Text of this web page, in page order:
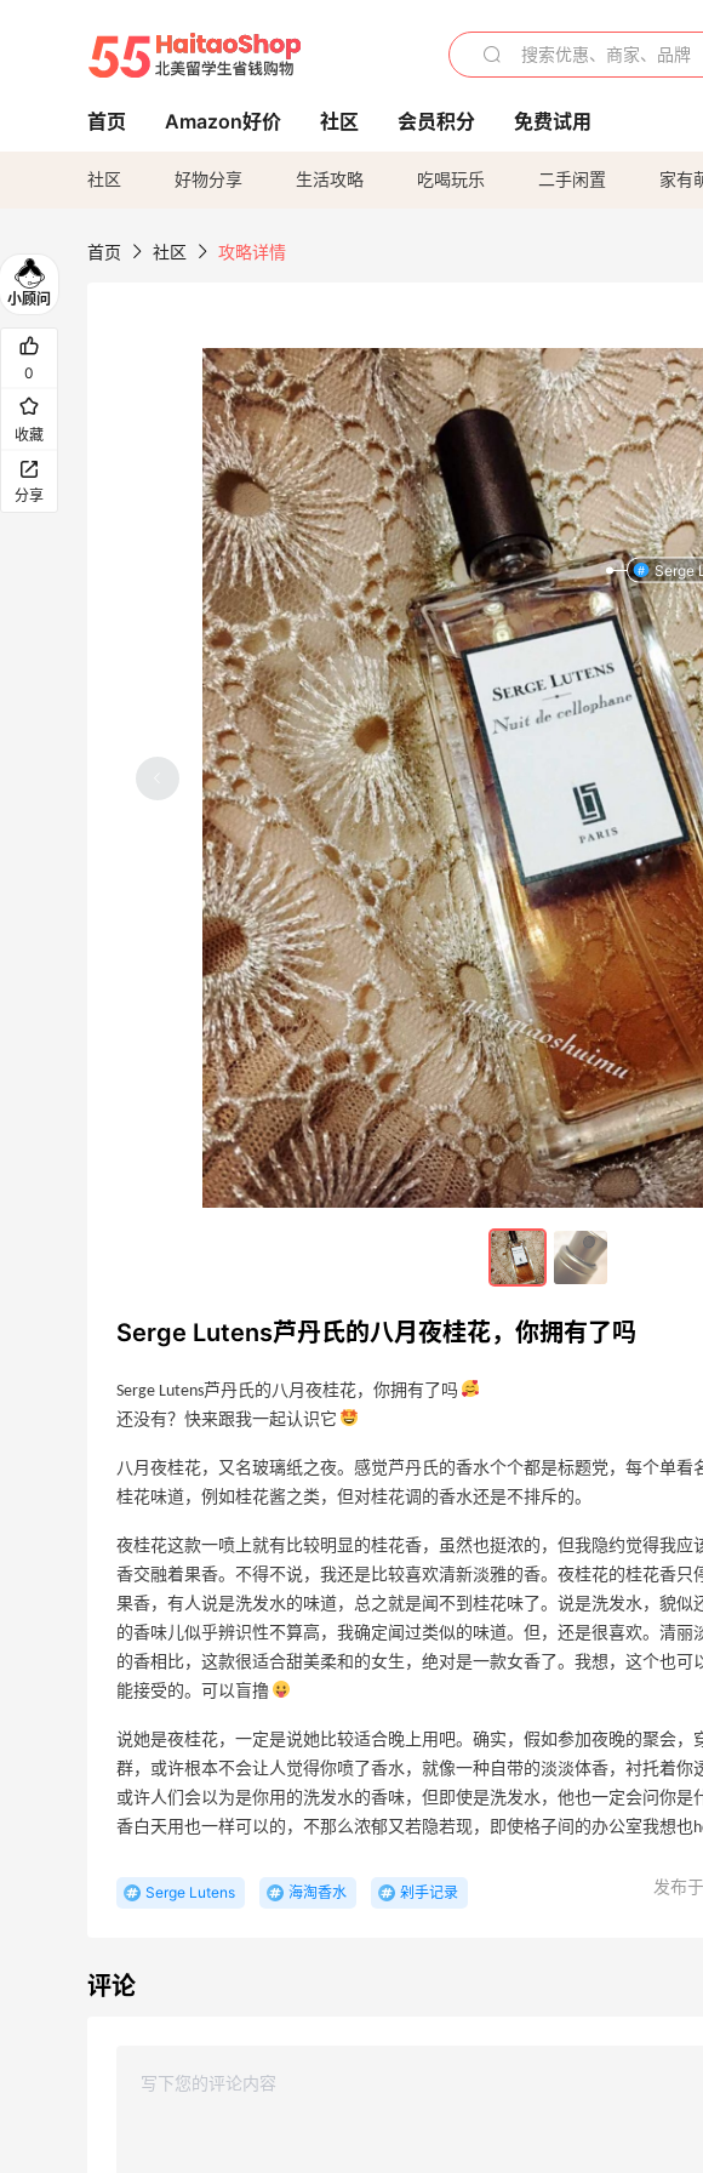
首页 Amazon好价 社区 会员积分 免费试用
社区 好物分享 生活攻略 吃喝玩乐 二手闲置 家有
首页 社区 攻略详情
Serge
Serge Lutens芦丹氏的八月夜桂花，你拥有了吗
Serge Lutens芦丹氏的八月夜桂花，你拥有了吗
还没有？快来跟我一起认识它
八月夜桂花，又名玻璃纸之夜。感觉芦丹氏的香水个个都是标题党，每个单看
桂花味道，例如桂花酱之类，但对桂花调的香水还是不排斥的。
夜桂花这款一喷上就有比较明显的桂花香，虽然也挺浓的，但我隐约觉得我应
香交融着果香。不得不说，我还是比较喜欢清新淡雅的香。夜桂花的桂花香只
果香，有人说是洗发水的味道，总之就是闻不到桂花味了。说是洗发水，貌似
的香味儿似乎辨识性不算高，我确定闻过类似的味道。但，还是很喜欢。清丽
的香相比，这款很适合甜美柔和的女生，绝对是一款女香了。我想，这个也
能接受的。可以盲撸
说她是夜桂花，一定是说她比较适合晚上用吧。确实，假如参加夜晚的聚会，
群，或许根本不会让人觉得你喷了香水，就像一种自带的淡淡体香，衬托着你
或许人们会以为是你用的洗发水的香味，但即使是洗发水，他也一定会问你
香白天用也一样可以的，不那么浓郁又若隐若现，即使格子间的办公室我想也
Serge Lutens 海淘香水 剁手记录 发布于
评论
iphone 13 pro max，又大又贵我不爱
2023-03-20 0
楼下新开的川菜馆，味道不错
2023-04-05 0
升级改造后的鹿港小镇，还不错
2023-04-05 0
秀萌宠 我家没宠物，因为我妈不让养😅
所以想看动物的话就去动物园…… 跟娃讲
动物百科全书是看到了水豚，看上去好乖
好可爱，还有点儿欠。娃吵嚷着让我给他
买水豚🤣 无法实现他这个愿望，但我搜到
了帝都有一家专门可以看水豚的店，并且
可以亲密接触🤪 大周末的，带娃走起～里
面不仅有水豚，还有小香猪和狗狗🐶，我
它不怕人，随便由着你抱抱和摸摸，毛毛
有点扎，人中超长，还粉粉的～超级
0
Le Creuset：提升生活幸福感！精美锅具
热卖
无门槛买奶油
Le Creuset
Athleta 美网：运动服饰上新
新人注册享8折
Athleta
3.4折 $57.75
5天21小时
iHerb
0
收藏
分享